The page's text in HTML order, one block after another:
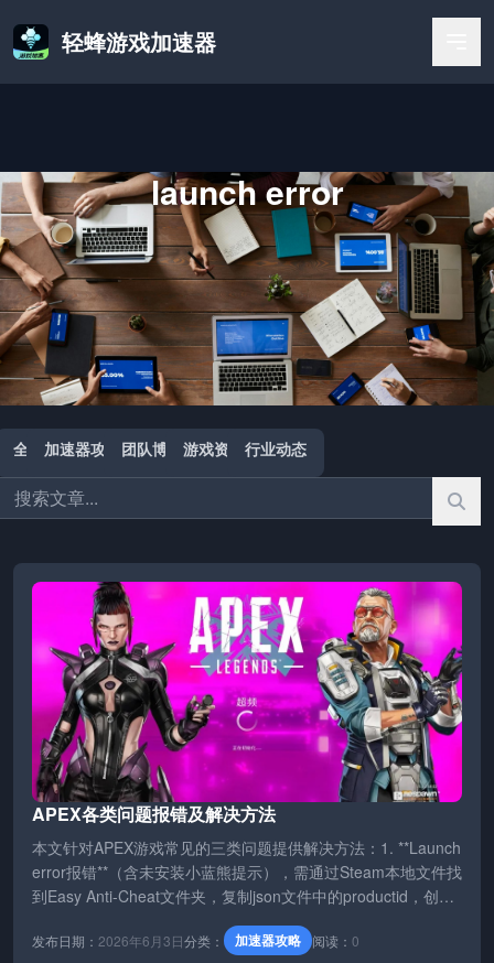
轻蜂游戏加速器
launch error
首页
launch error
全部 加速器攻略 团队博客 游戏资讯 行业动态
APEX各类问题报错及解决方法
本文针对APEX游戏常见的三类问题提供解决方法：1. **Launch
error报错**（含未安装小蓝熊提示），需通过Steam本地文件找
到Easy Anti-Cheat文件夹，复制json文件中的productid，创建
小蓝熊快捷方式并在目标中添加“install + 该ID”修复；2. **乱码
启动错误**，通常重启可解决，若无效则需修复C++运行库并卸
发布日期： 2026年6月3日分类： 加速器攻略 阅读： 0